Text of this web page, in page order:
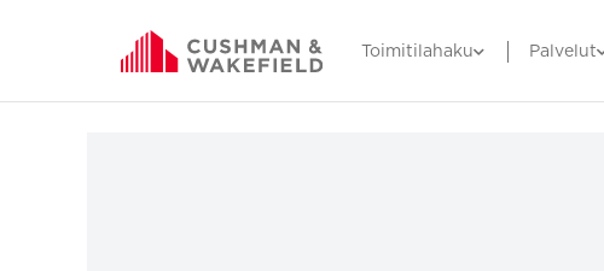
Toimitilahaku Palvelut